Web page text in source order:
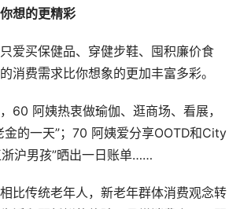
想的更精彩
买保健品、穿健步鞋、囤积廉价食
消费需求比你想象的更加丰富多彩。
阿姨热衷做瑜伽、逛商场、看展，
金的一天”；70 阿姨爱分享OOTD和City
沪男孩”晒出一日账单……
传统老年人，新老年群体消费观念转